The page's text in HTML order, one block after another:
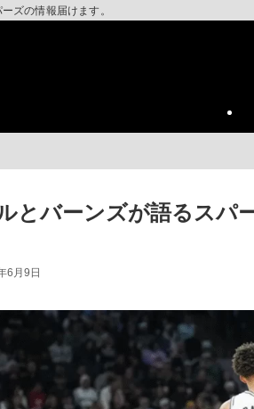
ズの情報届けます。
とバーンズが語るスパ
6月9日